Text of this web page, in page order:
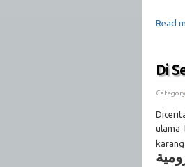
Read
Di
Category
ulama